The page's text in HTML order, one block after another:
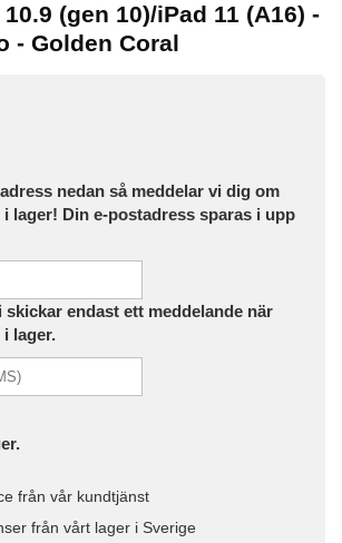
(gen 10)/iPad 11 (A16) -
- Golden Coral
nedan så meddelar vi dig om
lager! Din e-postadress sparas i upp
skickar endast ett meddelande när
lager.
från vår kundtjänst
från vårt lager i Sverige